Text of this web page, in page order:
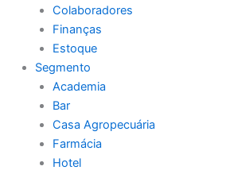
Colaboradores
Finanças
Estoque
Segmento
Academia
Bar
Casa Agropecuária
Farmácia
Hotel